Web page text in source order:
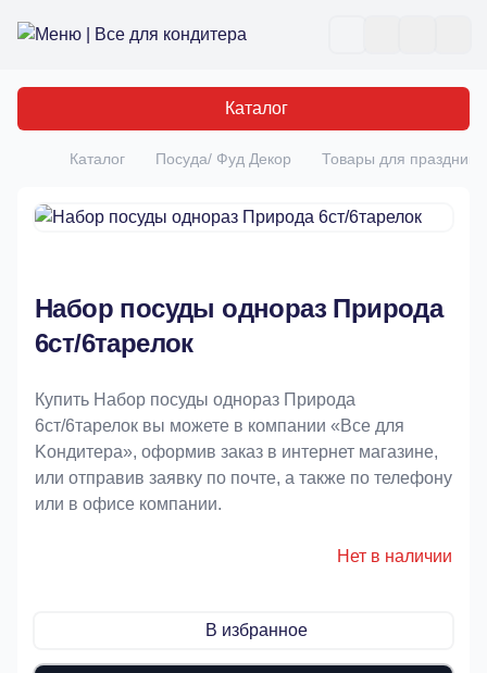
Все для кондитера
Каталог
Главная
Каталог Посуда/ Фуд Декор Товары для праздника
Набор посуды однораз Природа
6ст/6тарелок
Купить Набор посуды однораз Природа
6ст/6тарелок вы можете в компании «Bce для
Koндитeрa», оформив заказ в интернет магазине,
или отправив заявку по почте, а также по телефону
или в офисе компании.
Нет в наличии
В избранное